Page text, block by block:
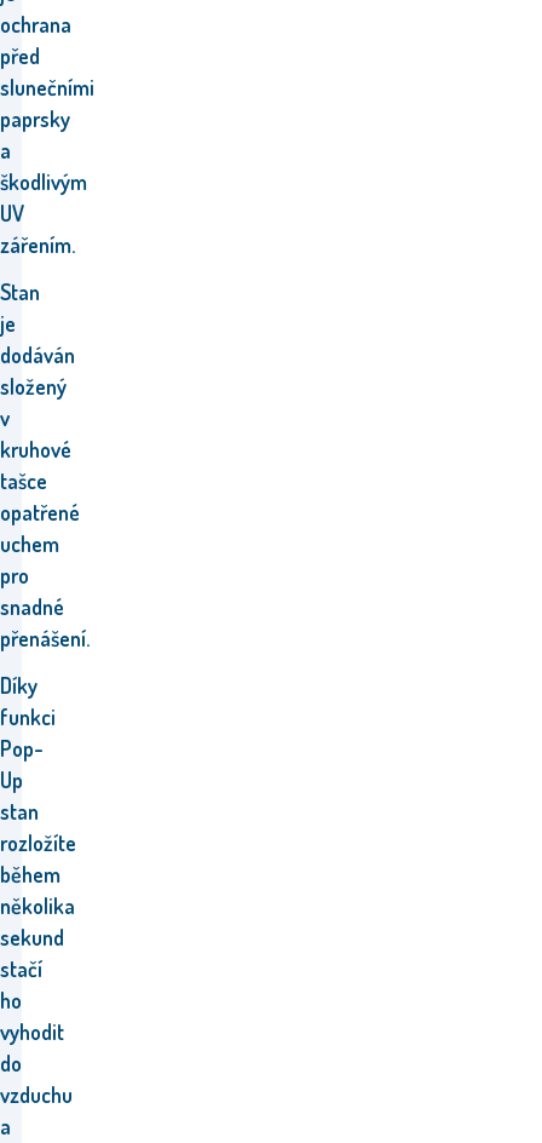
ochrana
před
slunečními
paprsky
a
škodlivým
UV
zářením.
Stan
je
dodáván
složený
v
kruhové
tašce
opatřené
uchem
pro
snadné
přenášení.
Díky
funkci
Pop-
Up
stan
rozložíte
během
několika
sekund
stačí
ho
vyhodit
do
vzduchu
a